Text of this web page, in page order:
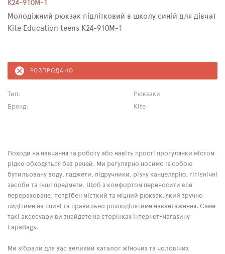
K24-910M-1
Молодіжний рюкзак підлітковий в школу синій для дівчат
Kite Education teens K24-910M-1
РОЗПРОДАНО
Тип:
Рюкзаки
Бренд:
Kite
Походи на навчання та роботу або навіть прості прогулянки містом
рідко обходяться без речей. Ми регулярно носимо із собою
бутильовану воду, гаджети, підручники, різну канцелярію, гігієнічні
засоби та інші предмети. Щоб з комфортом переносити все
перераховане, потрібен місткий та міцний рюкзак, який зручно
сидітиме на спині та правильно розподілятиме навантаження. Саме
такі аксесуари ви знайдете на сторінках інтернет-магазину
LapaBags.
Ми зібрали для вас великий каталог жіночих та чоловічих